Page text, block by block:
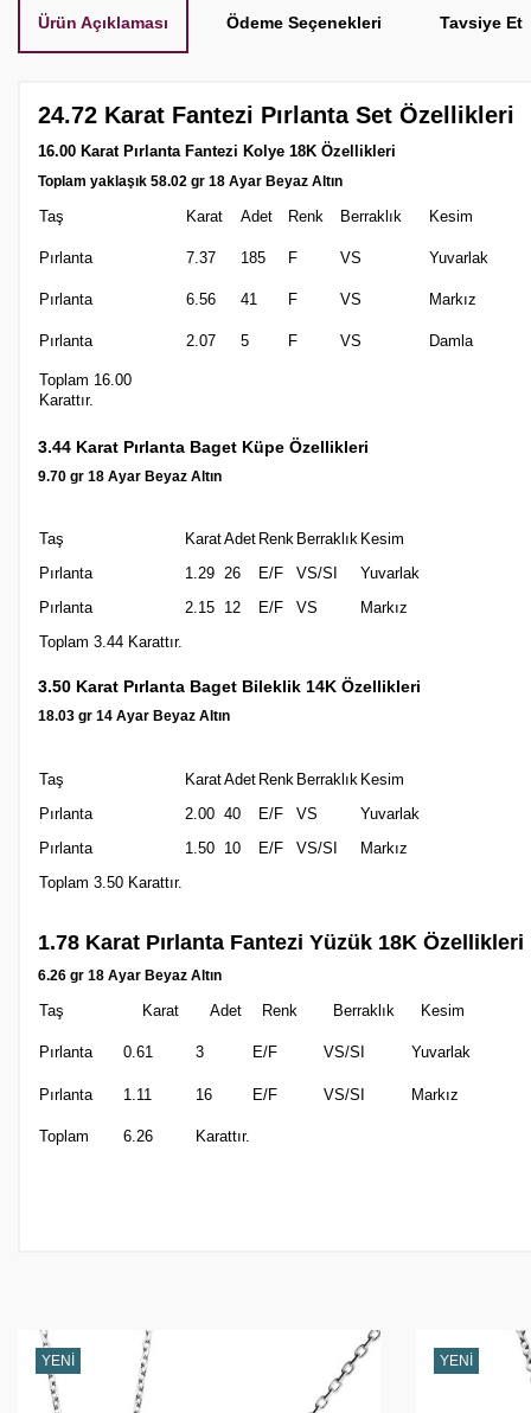
Ürün Açıklaması Ödeme Seçenekleri Tavsiye Et
24.72 Karat Fantezi Pırlanta Set Özellikleri
16.00 Karat Pırlanta Fantezi Kolye 18K Özellikleri
Toplam yaklaşık 58.02 gr 18 Ayar Beyaz Altın
Taş Karat Adet Renk Berraklık Kesim
Pırlanta 7.37 185 F VS Yuvarlak
Pırlanta 6.56 41 F VS Markız
Pırlanta 2.07 5 F VS Damla
Toplam 16.00
Karattır.
3.44 Karat Pırlanta Baget Küpe Özellikleri
9.70 gr 18 Ayar Beyaz Altın
Taş KaratAdet Renk Berraklık Kesim
Pırlanta
1.29 26 E/F VS/SI
Yuvarlak
Pırlanta
2.15 12 E/F VS
Markız
Toplam 3.44 Karattır.
3.50 Karat Pırlanta Baget Bileklik 14K Özellikleri
18.03 gr 14 Ayar Beyaz Altın
Taş KaratAdet Renk Berraklık Kesim
Pırlanta
2.00 40 E/F VS
Yuvarlak
Pırlanta
1.50 10 E/F VS/SI
Markız
Toplam 3.50 Karattır.
1.78 Karat Pırlanta Fantezi Yüzük 18K Özellikleri
6.26 gr 18 Ayar Beyaz Altın
Taş Karat Adet Renk Berraklık Kesim
Pırlanta 0.61 3 E/F VS/SI Yuvarlak
Pırlanta 1.11 16 E/F VS/SI Markız
Toplam 6.26 Karattır.
YENI YENI